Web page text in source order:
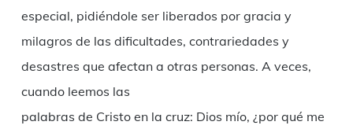
especial, pidiéndole ser liberados por gracia y
milagros de las dificultades, contrariedades y
desastres que afectan a otras personas. A veces,
cuando leemos las
palabras de Cristo en la cruz: Dios mío, ¿por qué me